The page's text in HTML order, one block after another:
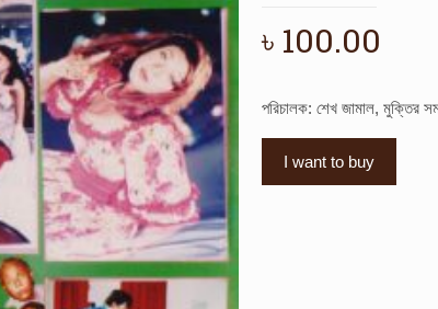
৳ 100.00
পরিচালক: শেখ জামাল, মুক্তির
I want to buy